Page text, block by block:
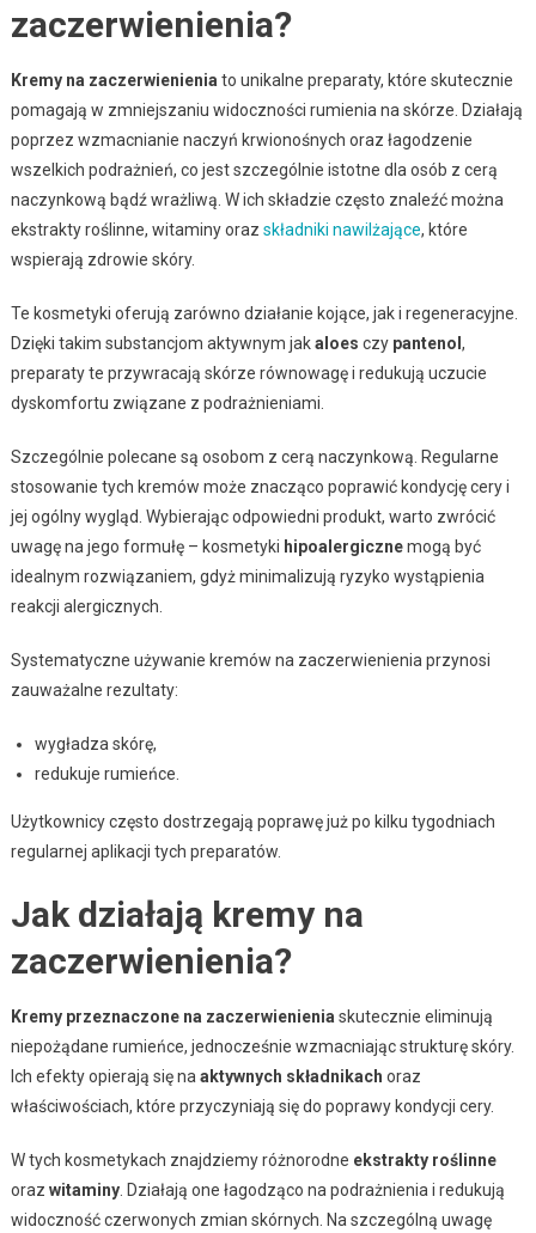
zaczerwienienia?
Kremy na zaczerwienienia to unikalne preparaty, które skutecznie
pomagają w zmniejszaniu widoczności rumienia na skórze. Działają
poprzez wzmacnianie naczyń krwionośnych oraz łagodzenie
wszelkich podrażnień, co jest szczególnie istotne dla osób z cerą
naczynkową bądź wrażliwą. W ich składzie często znaleźć można
ekstrakty roślinne, witaminy oraz składniki nawilżające, które
wspierają zdrowie skóry.
Te kosmetyki oferują zarówno działanie kojące, jak i regeneracyjne.
Dzięki takim substancjom aktywnym jakaloes czy pantenol ,
preparaty te przywracają skórze równowagę i redukują uczucie
dyskomfortu związane z podrażnieniami.
Szczególnie polecane są osobom z cerą naczynkową. Regularne
stosowanie tych kremów może znacząco poprawić kondycję cery i
jej ogólny wygląd. Wybierając odpowiedni produkt, warto zwrócić
uwagę na jego formułę – kosmetyki hipoalergicznemogą być
idealnym rozwiązaniem, gdyż minimalizują ryzyko wystąpienia
reakcji alergicznych.
Systematyczne używanie kremów na zaczerwienienia przynosi
zauważalne rezultaty:
wygładza skórę,
redukuje rumieńce.
Użytkownicy często dostrzegają poprawę już po kilku tygodniach
regularnej aplikacji tych preparatów.
Jak działają kremy na
zaczerwienienia?
Kremy przeznaczone na zaczerwienienia skutecznie eliminują
niepożądane rumieńce, jednocześnie wzmacniając strukturę skóry.
Ich efekty opierają się na aktywnych składnikach oraz
właściwościach, które przyczyniają się do poprawy kondycji cery.
W tych kosmetykach znajdziemy różnorodne ekstrakty roślinne
oraz witaminy. Działają one łagodząco na podrażnienia i redukują
widoczność czerwonych zmian skórnych. Na szczególną uwagę